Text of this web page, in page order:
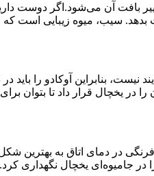
بافت آن می‌شود.اگر دوست
سیب، میوه زیبایی است که
بنابراین آوکادو را باید
در یخچال قرار داد تا بتوان
فرنگی در دمای اتاق به
در جامیوه‌ای یخچال نگهداری کرد.